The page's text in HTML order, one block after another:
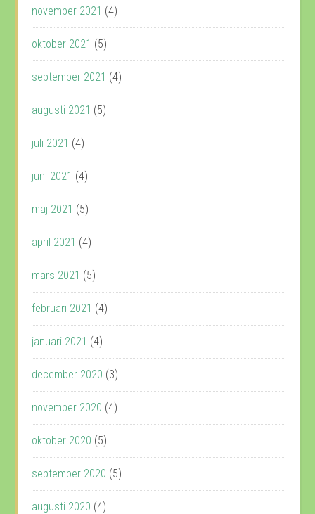
november 2021 (4)
oktober 2021 (5)
september 2021 (4)
augusti 2021 (5)
juli 2021 (4)
juni 2021 (4)
maj 2021 (5)
april 2021 (4)
mars 2021 (5)
februari 2021 (4)
januari 2021 (4)
december 2020 (3)
november 2020 (4)
oktober 2020 (5)
september 2020 (5)
augusti 2020 (4)